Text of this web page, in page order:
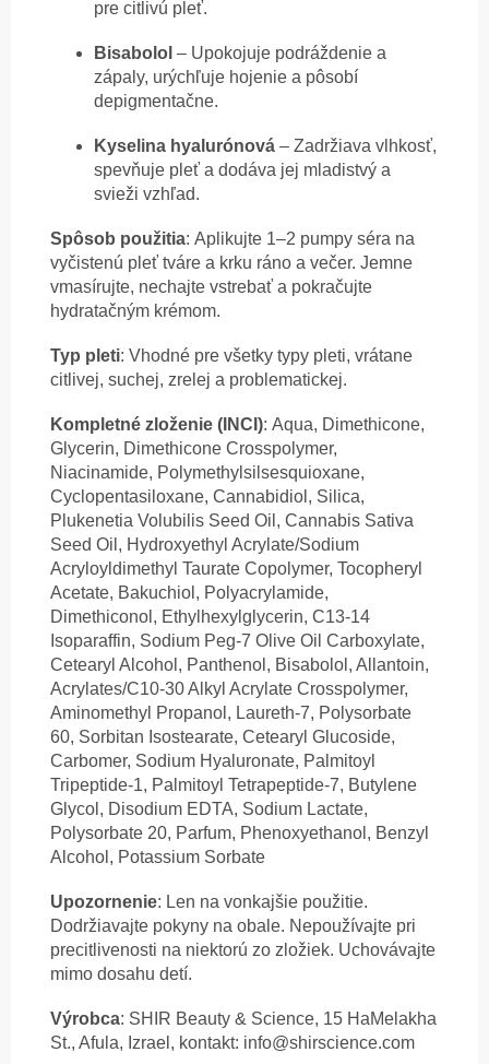
pre citlivú pleť.
Bisabolol – Upokojuje podráždenie a
zápaly, urýchľuje hojenie a pôsobí
depigmentačne.
Kyselina hyalurónová – Zadržiava vlhkosť,
spevňuje pleť a dodáva jej mladistvý a
svieži vzhľad.
Spôsob použitia: Aplikujte 1–2 pumpy séra na
vyčistenú pleť tváre a krku ráno a večer. Jemne
vmasírujte, nechajte vstrebať a pokračujte
hydratačným krémom.
Typ pleti: Vhodné pre všetky typy pleti, vrátane
citlivej, suchej, zrelej a problematickej.
Kompletné zloženie (INCI): Aqua, Dimethicone,
Glycerin, Dimethicone Crosspolymer,
Niacinamide, Polymethylsilsesquioxane,
Cyclopentasiloxane, Cannabidiol, Silica,
Plukenetia Volubilis Seed Oil, Cannabis Sativa
Seed Oil, Hydroxyethyl Acrylate/Sodium
Acryloyldimethyl Taurate Copolymer, Tocopheryl
Acetate, Bakuchiol, Polyacrylamide,
Dimethiconol, Ethylhexylglycerin, C13-14
Isoparaffin, Sodium Peg-7 Olive Oil Carboxylate,
Cetearyl Alcohol, Panthenol, Bisabolol, Allantoin,
Acrylates/C10-30 Alkyl Acrylate Crosspolymer,
Aminomethyl Propanol, Laureth-7, Polysorbate
60, Sorbitan Isostearate, Cetearyl Glucoside,
Carbomer, Sodium Hyaluronate, Palmitoyl
Tripeptide-1, Palmitoyl Tetrapeptide-7, Butylene
Glycol, Disodium EDTA, Sodium Lactate,
Polysorbate 20, Parfum, Phenoxyethanol, Benzyl
Alcohol, Potassium Sorbate
Upozornenie: Len na vonkajšie použitie.
Dodržiavajte pokyny na obale. Nepoužívajte pri
precitlivenosti na niektorú zo zložiek. Uchovávajte
mimo dosahu detí.
Výrobca: SHIR Beauty & Science, 15 HaMelakha
St., Afula, Izrael, kontakt: info@shirscience.com